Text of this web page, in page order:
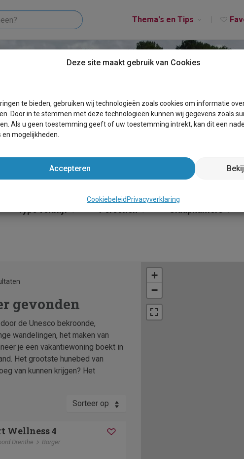
Thema's en Tips
gevonden
de Unesco bekroonde,
wandelingen, het maken van
je een vakantiewoning boekt in
Het grootste hunebed van
van kunnen krijgen? Het
Sorteer op
Wellness 4
Drenthe Borger
+
−
Deze site maakt gebruik van Cookies
te bieden, gebruiken wij technologieën zoals cookies om informatie
Door in te stemmen met deze technologieën kunnen wij gegevens zoals
Als u geen toestemming geeft of uw toestemming intrekt, kan dit een
mogelijkheden.
Accepteren
Cookiebeleid Privacyverklaring